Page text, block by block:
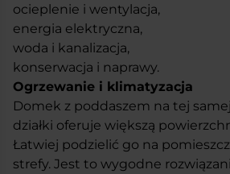
ocieplenie i wentylacja,
energia elektryczna,
woda i kanalizacja,
konserwacja i naprawy.
Ogrzewanie i klimatyzacja
Domek z poddaszem na tej
działki oferuje większą
Łatwiej podzielić go na
strefy. Jest to wygodne